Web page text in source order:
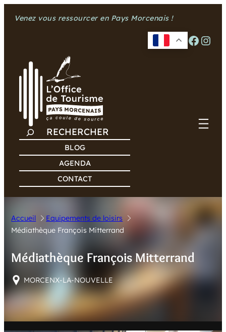
Venez vous ressourcer en Pays Morcenais !
Facebook Instagram
C
H
R
H
E
BLOG
AGENDA
CONTACT
Accueil
Equipements de loisirs
Médiathèque François Mitterrand
Médiathèque François Mitterrand
MORCENX-LA-NOUVELLE